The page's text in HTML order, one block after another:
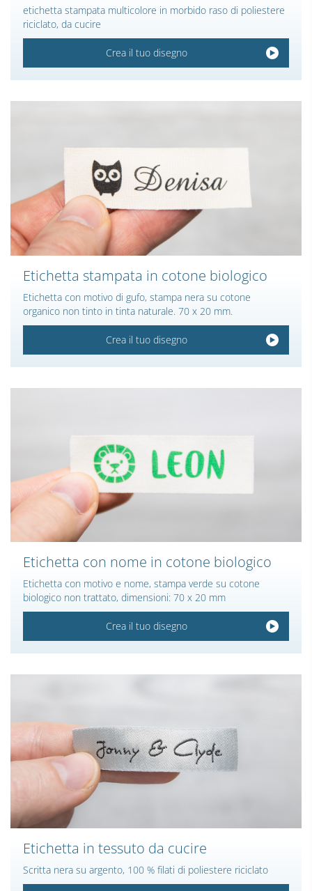
etichetta stampata multicolore in morbido raso di poliestere
riciclato, da cucire
Crea il tuo disegno
Etichetta stampata in cotone biologico
Etichetta con motivo di gufo, stampa nera su cotone
organico non tinto in tinta naturale. 70 x 20 mm.
Crea il tuo disegno
Etichetta con nome in cotone biologico
Etichetta con motivo e nome, stampa verde su cotone
biologico non trattato, dimensioni: 70 x 20 mm
Crea il tuo disegno
Etichetta in tessuto da cucire
Scritta nera su argento, 100 % filati di poliestere riciclato